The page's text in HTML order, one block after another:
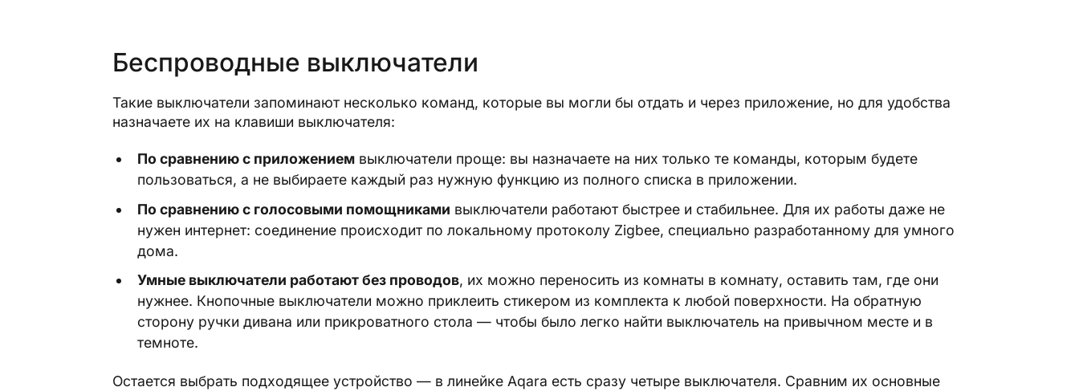
Беспроводные выключатели
Такие выключатели запоминают несколько команд, которые вы могли бы отдать и через приложение, но для удобства
назначаете их на клавиши выключателя:
По сравнению с приложением выключатели проще: вы назначаете на них только те команды, которым будете
пользоваться, а не выбираете каждый раз нужную функцию из полного списка в приложении.
По сравнению с голосовыми помощниками выключатели работают быстрее и стабильнее. Для их работы даже не
нужен интернет: соединение происходит по локальному протоколу Zigbee, специально разработанному для умного
дома.
Умные выключатели работают без проводов, их можно переносить из комнаты в комнату, оставить там, где они
нужнее. Кнопочные выключатели можно приклеить стикером из комплекта к любой поверхности. На обратную
сторону ручки дивана или прикроватного стола — чтобы было легко найти выключатель на привычном месте и в
темноте.
Остается выбрать подходящее устройство — в линейке Aqara есть сразу четыре выключателя. Сравним их основные